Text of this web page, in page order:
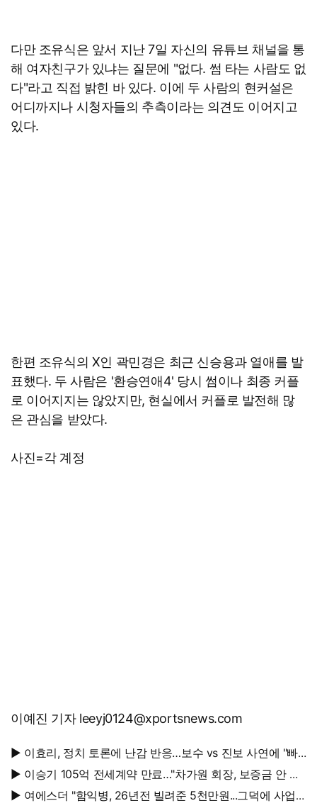
다만 조유식은 앞서 지난 7일 자신의 유튜브 채널을 통
해 여자친구가 있냐는 질문에 "없다. 썸 타는 사람도 없
다"라고 직접 밝힌 바 있다. 이에 두 사람의 현커설은
어디까지나 시청자들의 추측이라는 의견도 이어지고
있다.
한편 조유식의 X인 곽민경은 최근 신승용과 열애를 발
표했다. 두 사람은 '환승연애4' 당시 썸이나 최종 커플
로 이어지지는 않았지만, 현실에서 커플로 발전해 많
은 관심을 받았다.
사진=각 계정
이예진 기자 leeyj0124@xportsnews.com
▶ 이효리, 정치 토론에 난감 반응…보수 vs 진보 사연에 "빠
지면 안 될까요?"
▶ 이승기 105억 전세계약 만료…"차가원 회장, 보증금 안 주
면 법적 조치"
▶ 여에스더 "함익병, 26년전 빌려준 5천만원...그덕에 사업